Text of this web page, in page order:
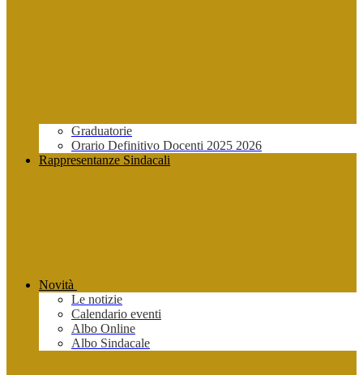
Graduatorie
Orario Definitivo Docenti 2025 2026
Rappresentanze Sindacali
Novità
Le notizie
Calendario eventi
Albo Online
Albo Sindacale